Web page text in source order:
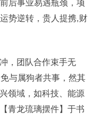
后事业易遇瓶颈，项
势逆转，贵人提携,财
，团队合作束手无
与属狗者共事，然其
领域，如科技、能源
青龙琉璃摆件】于书